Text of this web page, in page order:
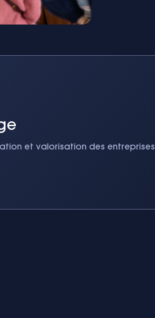
et valorisation des entreprises